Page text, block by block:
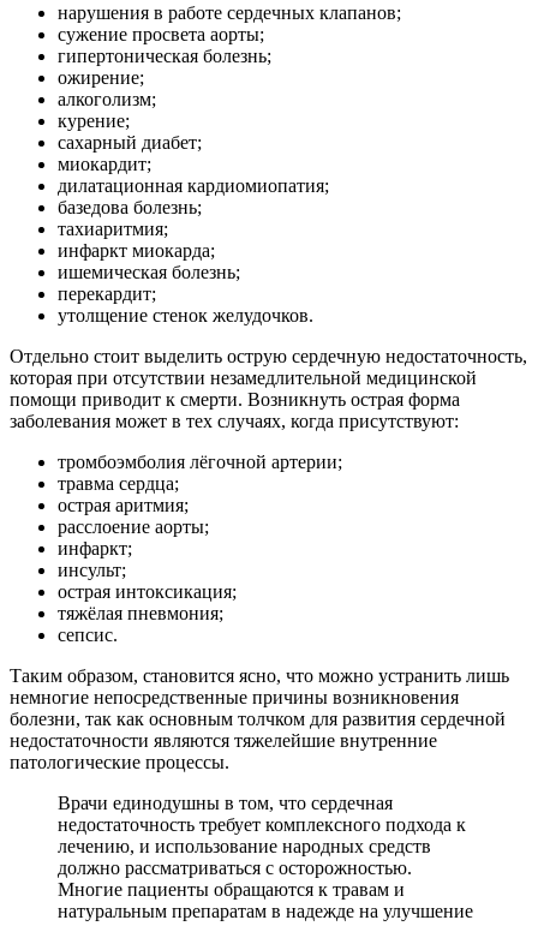
нарушения в работе сердечных клапанов;
сужение просвета аорты;
гипертоническая болезнь;
ожирение;
алкоголизм;
курение;
сахарный диабет;
миокардит;
дилатационная кардиомиопатия;
базедова болезнь;
тахиаритмия;
инфаркт миокарда;
ишемическая болезнь;
перекардит;
утолщение стенок желудочков.
Отдельно стоит выделить острую сердечную недостаточность,
которая при отсутствии незамедлительной медицинской
помощи приводит к смерти. Возникнуть острая форма
заболевания может в тех случаях, когда присутствуют:
тромбоэмболия лёгочной артерии;
травма сердца;
острая аритмия;
расслоение аорты;
инфаркт;
инсульт;
острая интоксикация;
тяжёлая пневмония;
сепсис.
Таким образом, становится ясно, что можно устранить лишь
немногие непосредственные причины возникновения
болезни, так как основным толчком для развития сердечной
недостаточности являются тяжелейшие внутренние
патологические процессы.
Врачи единодушны в том, что сердечная
недостаточность требует комплексного подхода к
лечению, и использование народных средств
должно рассматриваться с осторожностью.
Многие пациенты обращаются к травам и
натуральным препаратам в надежде на улучшение